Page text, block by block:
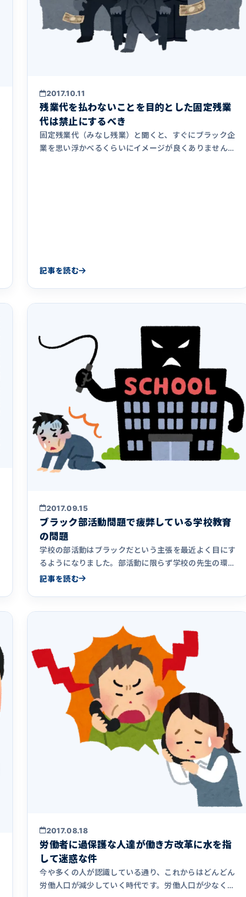
2017.10.11
残業代を払わないことを目的とした固定残業
代は禁止にするべき
固定残業代（みなし残業）と聞くと、すぐにブラック企
業を思い浮かべるくらいにイメージが良くありません。
記事を読む
2017.09.15
ブラック部活動問題で疲弊している学校教育
の問題
学校の部活動はブラックだという主張を最近よく目にす
るようになりました。部活動に限らず学校の先生の環境
は極めてブラックで、&hellip;
記事を読む
2017.08.18
労働者に過保護な人達が働き方改革に水を指
して迷惑な件
今や多くの人が認識している通り、これからはどんどん
労働人口が減少していく時代です。労働人口が少なくな